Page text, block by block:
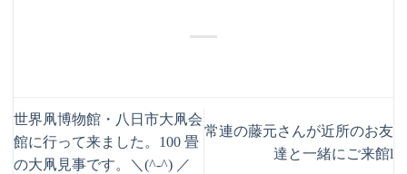
世界凧博物館・八日市大凧会
館に行って来ました。100 畳
の大凧見事です。＼(^-^) ／
常連の藤元さんが近所のお友
達と一緒にご来館l